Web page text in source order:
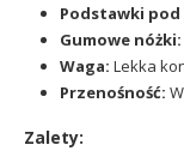
Podstawki
Gumowe nóżki:
Waga: Lekka
Przenośność:
Zalety: